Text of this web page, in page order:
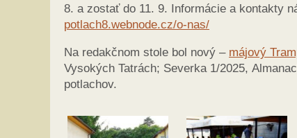
8. a zostať do 11. 9. Informácie a kontakty
potlach8.webnode.cz/o-nas/
Na redakčnom stole bol nový – májový
Vysokých Tatrách; Severka 1/2025,
potlachov.